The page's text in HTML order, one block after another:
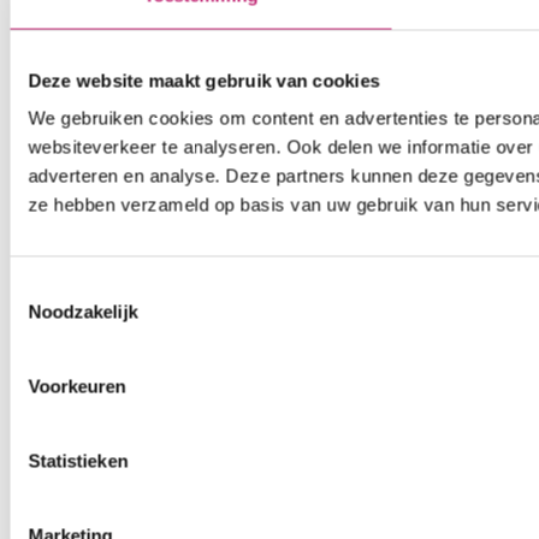
Deze website maakt gebruik van cookies
We gebruiken cookies om content en advertenties te
websiteverkeer te analyseren. Ook delen we informatie
adverteren en analyse. Deze partners kunnen deze
ze hebben verzameld op basis van uw gebruik van hun
Noodzakelijk
Voorkeuren
Statistieken